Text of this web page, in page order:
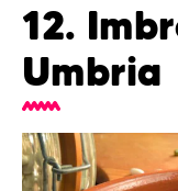
12.
Umbria